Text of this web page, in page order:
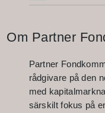
Om Partner
Partner
rådgivare på den
med
särskilt fokus på